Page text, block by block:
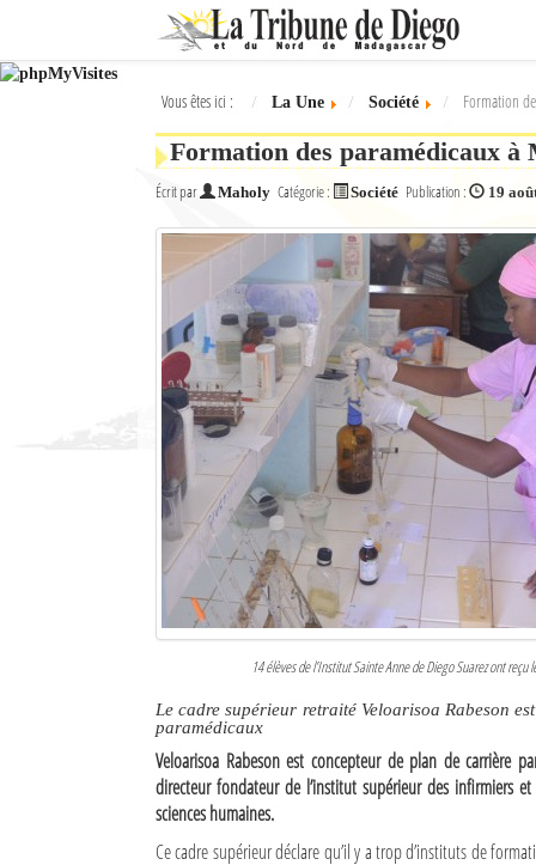
Ok
L'actualité à Diego Suarez
Le Nord de Madagascar
Vous êtes ici : La Une Société Formation
Formation des paramédicaux à
Écrit par Maholy Catégorie : Société Publication : 19
14 élèves de l’Institut Sainte Anne de Diego Suarez ont
Le cadre supérieur retraité Veloarisoa Rabeson
paramédicaux
Veloarisoa Rabeson est concepteur de plan de carrière
directeur fondateur de l’institut supérieur des infirmiers
sciences humaines.
Ce cadre supérieur déclare qu’il y a trop d’instituts de